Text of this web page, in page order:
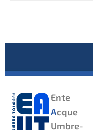
Ente
Acque
Umbre-